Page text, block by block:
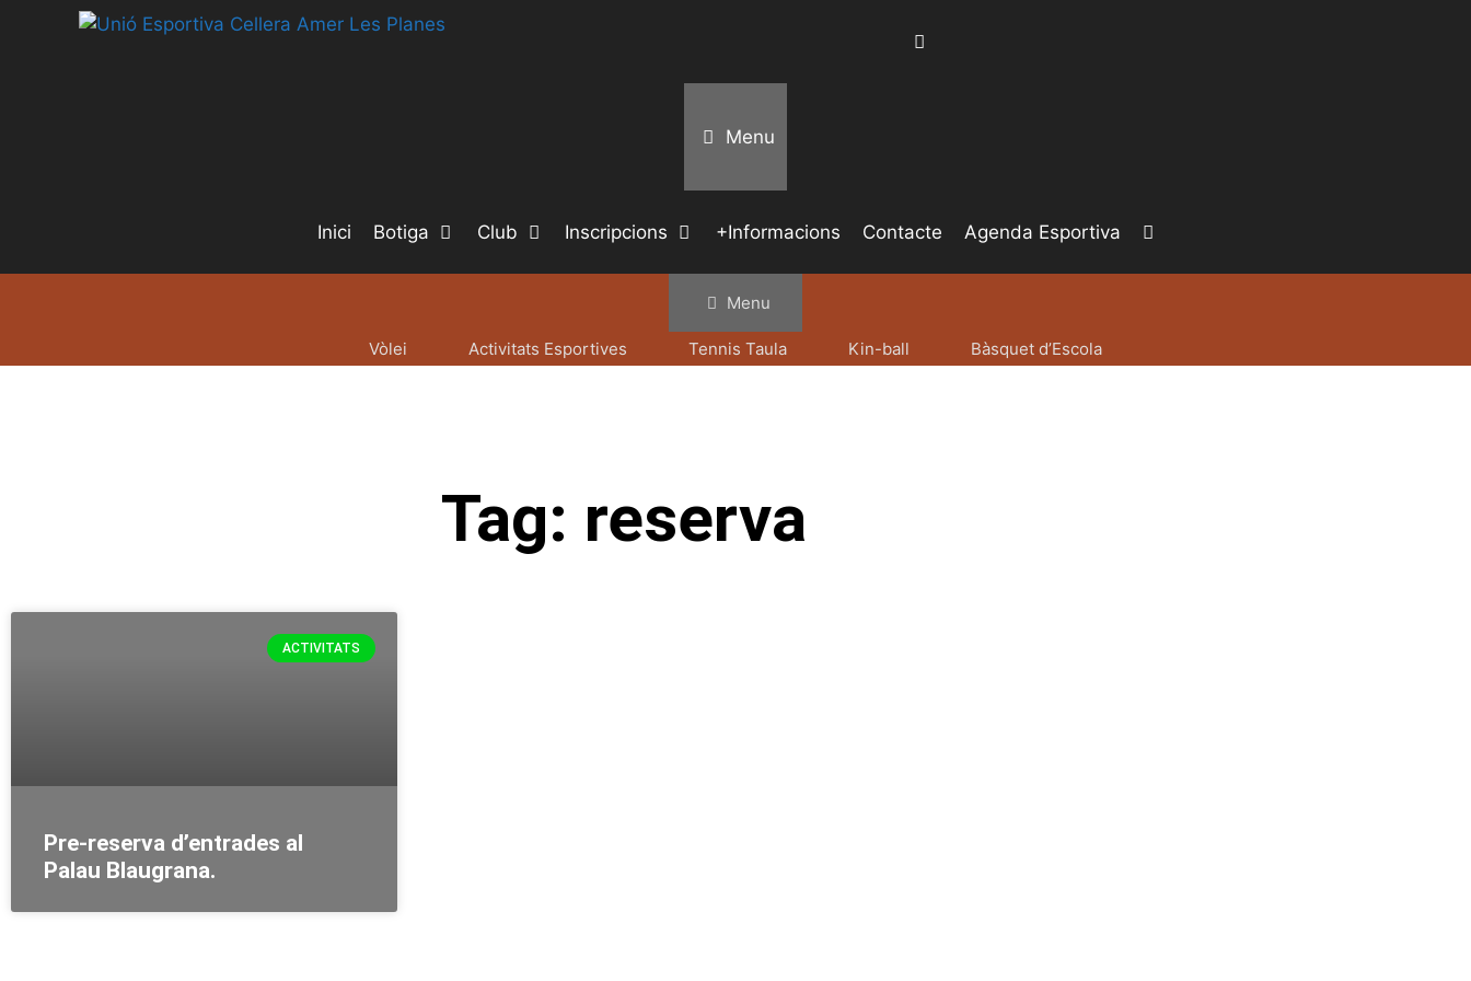
Menu
Inici Botiga Club Inscripcions +Informacions Contacte Agenda Esportiva
Menu
Vòlei Activitats Esportives Tennis Taula Kin-ball Bàsquet d’Escola
Tag: reserva
ACTIVITATS
Pre-reserva d’entrades al
Palau Blaugrana.